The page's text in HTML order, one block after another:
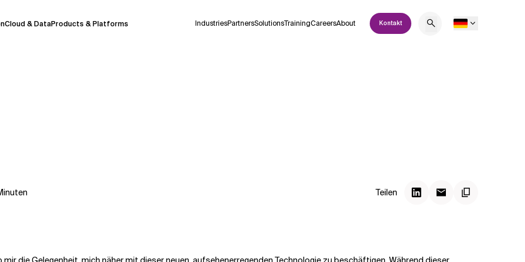
Cloud & DataProducts & Platforms IndustriesPartnersSolutionsTrainingCareersAbout Kontakt
bevor Sie Entscheidungen treffen oder
Teilen